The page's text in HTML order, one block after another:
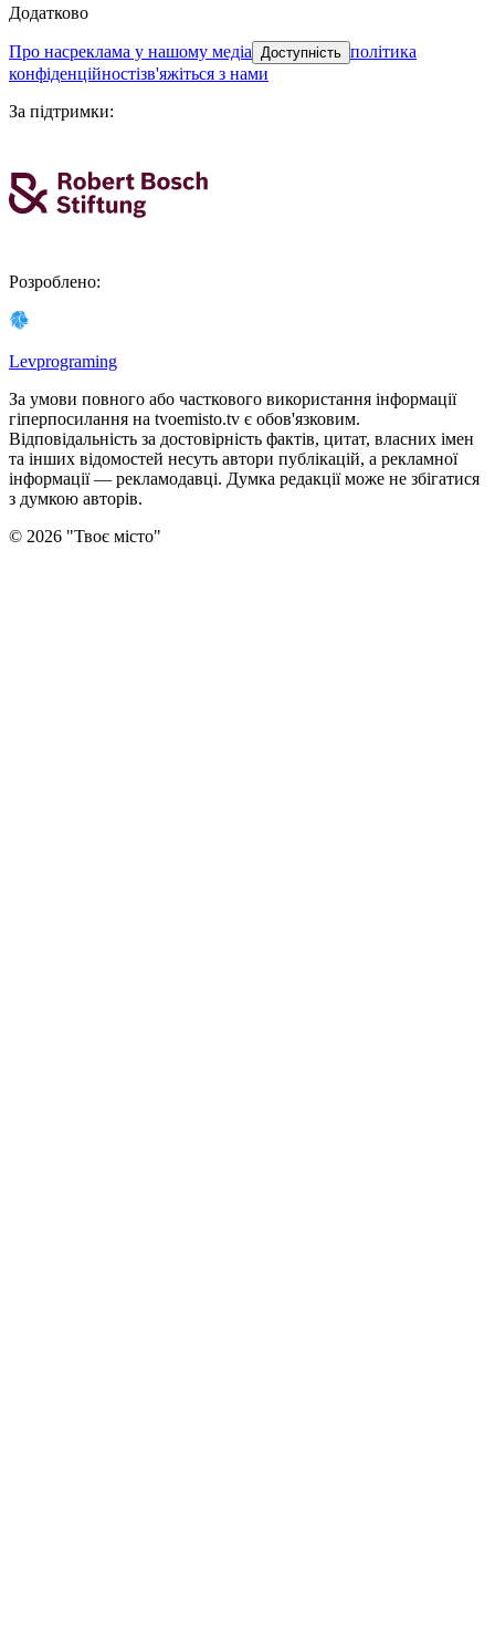
Додатково
про насреклама у нашому медіа Доступність політика
конфіденційностізв'яжіться з нами
За підтримки:
Розроблено:
Levprograming
За умови повного або часткового використання iнформацiї
гіперпосилання на tvoemisto.tv є обов'язковим.
Відповідальність за достовірність фактів, цитат, власних імен
та інших відомостей несуть автори публікацій, а рекламної
інформації — рекламодавці. Думка редакцiї може не збiгатися
з думкою авторiв.
© 2026 "Твоє місто"